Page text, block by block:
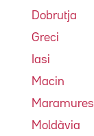
Dobrutja
Greci
Iasi
Macin
Maramures
Moldàvia